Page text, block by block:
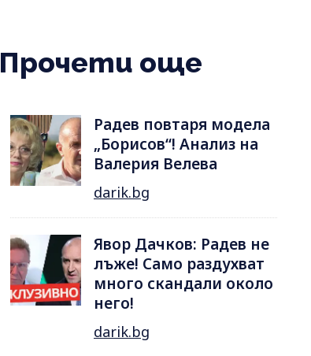
Прочети още
Радев повтаря модела
„Борисов“! Анализ на
Валерия Велева
darik.bg
Явор Дачков: Радев не
лъже! Само раздухват
много скандали около
него!
darik.bg